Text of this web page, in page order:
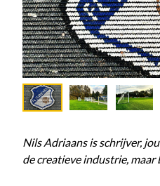
Nils Adriaans is schrijver,
de creatieve industrie,